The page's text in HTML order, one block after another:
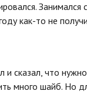
Занимался
как-то не
сказал, что
много шайб. Но